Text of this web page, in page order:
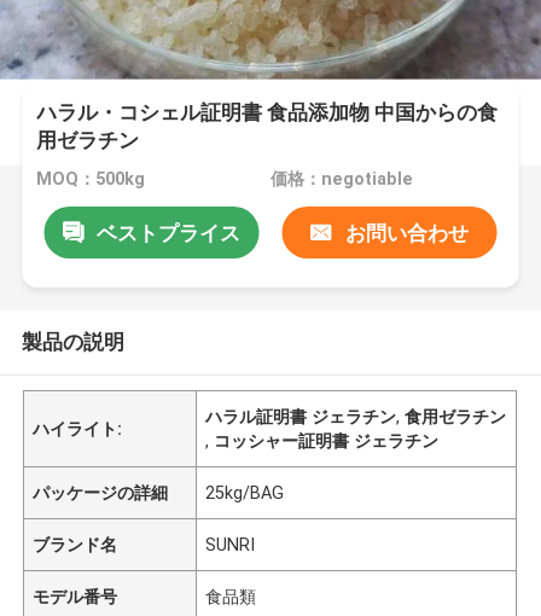
ハラル・コシェル証明書 食品添加物 中国からの食
用ゼラチン
MOQ：500kg 価格：negotiable
ベストプライス お問い合わせ
製品の説明
ハイライト:
ハラル証明書 ジェラチン,食用ゼラチン
, コッシャー証明書 ジェラチン
パッケージの詳細 25kg/BAG
ブランド名 SUNRI
モデル番号 食品類